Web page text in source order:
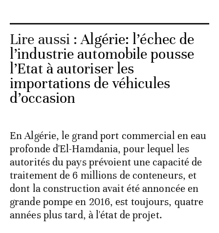
Lire aussi :Algérie: l’échec de
l’industrie automobile pousse
l’Etat à autoriser les
importations de véhicules
d’occasion
En Algérie, le grand port commercial en eau
profonde d'El-Hamdania, pour lequel les
autorités du pays prévoient une capacité de
traitement de 6 millions de conteneurs, et
dont la construction avait été annoncée en
grande pompe en 2016, est toujours, quatre
années plus tard, à l'état de projet.